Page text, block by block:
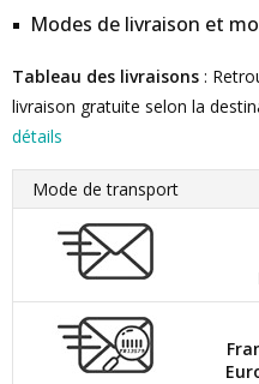
Modes de livraison et
Tableau des livraisons :
livraison gratuite selon la
détails
Mode de transport